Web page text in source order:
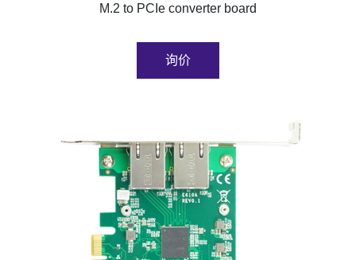
M.2 to PCIe converter board
询价